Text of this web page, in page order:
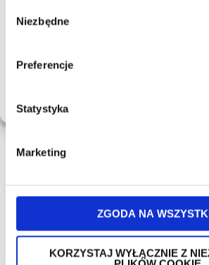
Szczegółowe informacje znajdziesz w
zgody
Niezbędne
Preferencje
Statystyka
Marketing
ZGODA NA
KORZYSTAJ WYŁĄCZNIE Z